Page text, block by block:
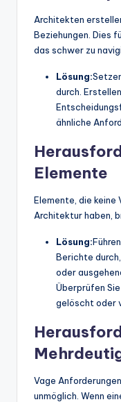
Architekten
Beziehungen. Dies
das schwer zu
Lösung:
durch.
ähnliche
Elemente
Elemente, die keine
Architektur haben,
Lösung:
Berichte
oder
Überprüfen
gelöscht oder
Vage
unmöglich. Wenn